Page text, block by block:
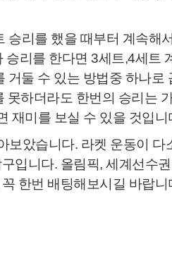
승리를 했을 때부터 계속해
리를 한다면 3세트,4세트
둘 수 있는 방법중 하나로
하더라도 한번의 승리는
재미를 보실 수 있을 것입니
았습니다. 라켓 운동이 다
입니다. 올림픽, 세계선수
한번 배팅해보시길 바랍니